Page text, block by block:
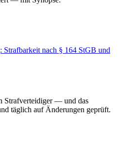
Strafbarkeit nach § 164 StGB und
Strafverteidiger — und das
täglich auf Änderungen geprüft.